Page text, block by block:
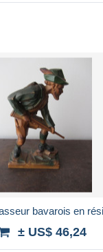
bavarois en
± US$ 46,24